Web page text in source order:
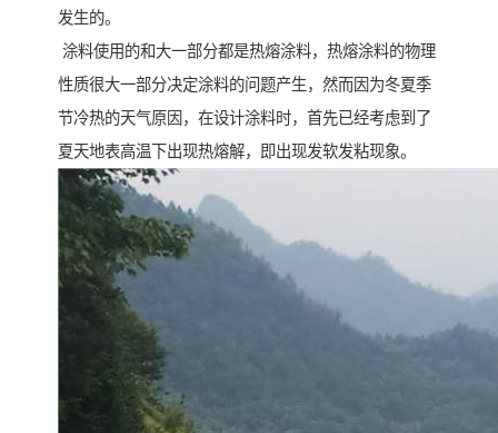
发生的。
涂料使用的和大一部分都是热熔涂料，热熔涂料的物理
性质很大一部分决定涂料的问题产生，然而因为冬夏季
节冷热的天气原因，在设计涂料时，首先已经考虑到了
夏天地表高温下出现热熔解，即出现发软发粘现象。